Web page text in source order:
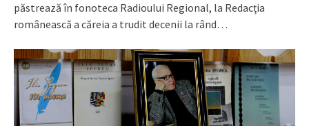
păstrează în fonoteca Radioului Regional, la Redacţia
românească a căreia a trudit decenii la rând…